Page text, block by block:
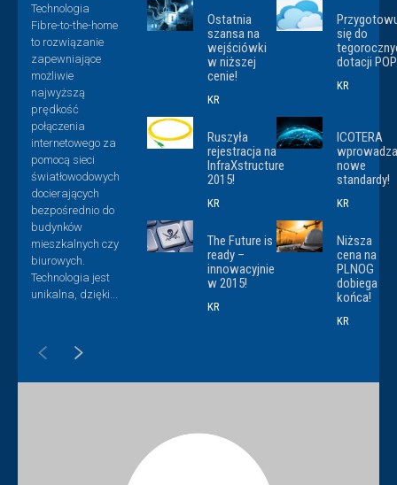
Technologia
Fibre-to-the-home
to rozwiązanie
zapewniające
możliwie
najwyższą
prędkość
połączenia
internetowego za
pomocą sieci
światłowodowych
docierających
bezpośrednio do
budynków
mieszkalnych czy
biurowych.
Technologia jest
unikalna, dzięki...
Ostatnia
szansa na
wejściówki
w niższej
cenie!
KR
się do
dotacji
KR
Ruszyła
rejestracja na
InfraXstructure
2015!
KR
ICOTERA
nowe
standardy!
KR
The Future is
ready –
innowacyjnie
w 2015!
KR
Niższa
cena na
PLNOG
dobiega
końca!
KR